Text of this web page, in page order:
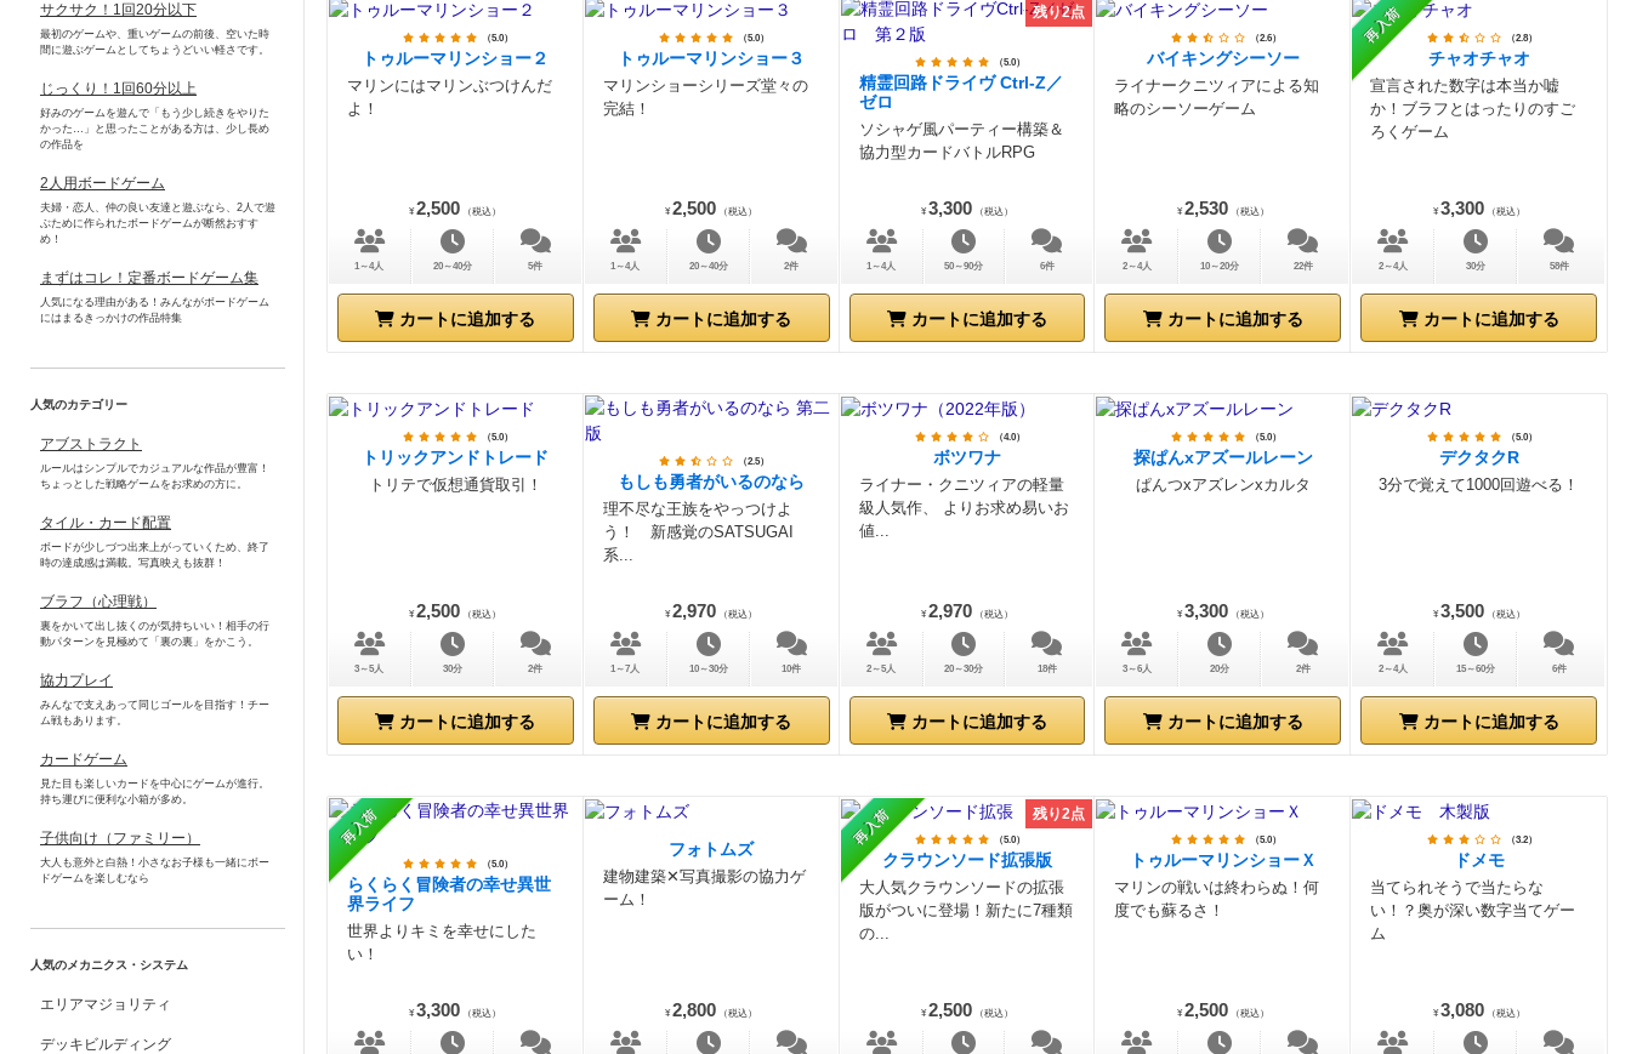
（5.0）
トゥルーマリンショー２
マリンにはマリンぶつけんだ
よ！
¥ 2,500 （税込）
1～4人 20～40分 5件
カートに追加する
（5.0）
トゥルーマリンショー３
マリンショーシリーズ堂々の
完結！
¥ 2,500 （税込）
1～4人 20～40分 2件
カートに追加する
残り2点
（5.0）
精霊回路ドライヴ Ctrl-Z／
ゼロ
ソシャゲ風パーティー構築＆
協力型カードバトルRPG
¥ 3,300 （税込）
1～4人 50～90分 6件
カートに追加する
（2.6）
バイキングシーソー
ライナークニツィアによる知
略のシーソーゲーム
¥ 2,530 （税込）
2～4人 10～20分 22件
カートに追加する
再入荷 （2.8）
チャオチャオ
宣言された数字は本当か嘘
か！ブラフとはったりのすご
ろくゲーム
¥ 3,300 （税込）
2～4人 30分 58件
カートに追加する
（5.0）
トリックアンドトレード
トリテで仮想通貨取引！
¥ 2,500 （税込）
3～5人 30分 2件
カートに追加する
（2.5）
もしも勇者がいるのなら
理不尽な王族をやっつけよ
う！ 新感覚のSATSUGAI
系...
¥ 2,970 （税込）
1～7人 10～30分 10件
カートに追加する
（4.0）
ボツワナ
ライナー・クニツィアの軽量
級人気作、 よりお求め易いお
値...
¥ 2,970 （税込）
2～5人 20～30分 18件
カートに追加する
（5.0）
探ぱんxアズールレーン
ぱんつxアズレンxカルタ
¥ 3,300 （税込）
3～6人 20分 2件
カートに追加する
（5.0）
デクタクR
3分で覚えて1000回遊べる！
¥ 3,500 （税込）
2～4人 15～60分 6件
カートに追加する
再入荷
（5.0）
らくらく冒険者の幸せ異世
界ライフ
世界よりキミを幸せにした
い！
¥ 3,300 （税込）
フォトムズ
建物建築✕写真撮影の協力ゲ
ーム！
¥ 2,800 （税込）
再入荷 残り2点
（5.0）
クラウンソード拡張版
大人気クラウンソードの拡張
版がついに登場！新たに7種類
の...
¥ 2,500 （税込）
（5.0）
トゥルーマリンショーＸ
マリンの戦いは終わらぬ！何
度でも蘇るさ！
¥ 2,500 （税込）
（3.2）
ドメモ
当てられそうで当たらな
い！？奥が深い数字当てゲー
ム
¥ 3,080 （税込）
サクサク！1回20分以下
最初のゲームや、重いゲームの前後、空いた時
間に遊ぶゲームとしてちょうどいい軽さです。
じっくり！1回60分以上
好みのゲームを遊んで「もう少し続きをやりた
かった…」と思ったことがある方は、少し長め
の作品を
2人用ボードゲーム
夫婦・恋人、仲の良い友達と遊ぶなら、2人で遊
ぶために作られたボードゲームが断然おすす
め！
まずはコレ！定番ボードゲーム集
人気になる理由がある！みんながボードゲーム
にはまるきっかけの作品特集
人気のカテゴリー
アブストラクト
ルールはシンプルでカジュアルな作品が豊富！
ちょっとした戦略ゲームをお求めの方に。
タイル・カード配置
ボードが少しづつ出来上がっていくため、終了
時の達成感は満載。写真映えも抜群！
ブラフ（心理戦）
裏をかいて出し抜くのが気持ちいい！相手の行
動パターンを見極めて「裏の裏」をかこう。
協力プレイ
みんなで支えあって同じゴールを目指す！チー
ム戦もあります。
カードゲーム
見た目も楽しいカードを中心にゲームが進行。
持ち運びに便利な小箱が多め。
子供向け（ファミリー）
大人も意外と白熱！小さなお子様も一緒にボー
ドゲームを楽しむなら
人気のメカニクス・システム
エリアマジョリティ
デッキビルディング